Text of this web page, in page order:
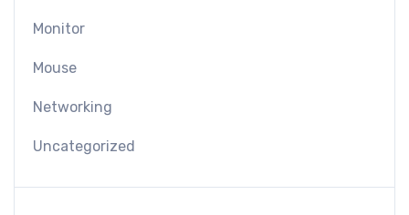
Monitor
Mouse
Networking
Uncategorized